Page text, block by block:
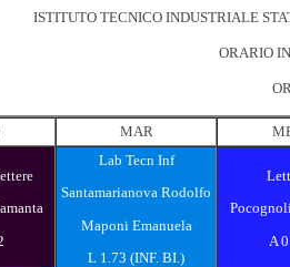
ISTITUTO TECNICO INDUSTRIALE
ORARIO
MAR
Lab Tecn Inf
Santamarianova Rodolfo
Maponi Emanuela
L 1.73 (INF. BI.)
A